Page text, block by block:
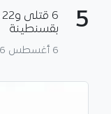
5
بقسنطينة
6 أغسطس 2026